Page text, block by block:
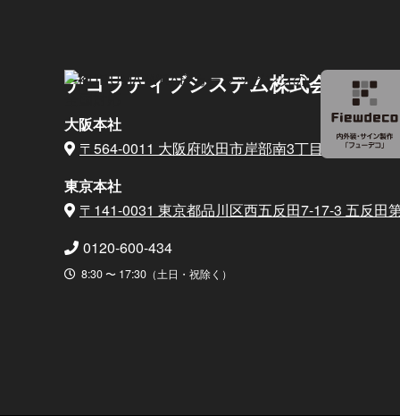
デコラティブシステム株式会社
大阪本社
〒564-0011 大阪府吹田市岸部南3丁目6番15号
東京本社
〒141-0031 東京都品川区西五反田7-17-3 五反田
0120-600-434
8:30 〜 17:30（土日・祝除く）